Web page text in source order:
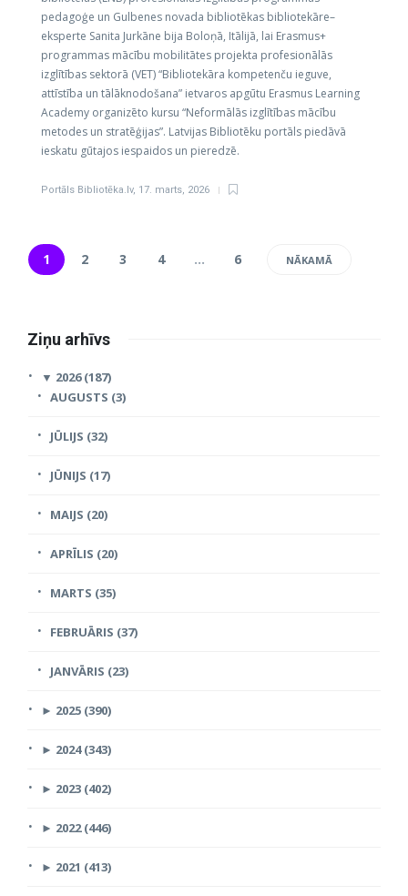
pedagoģe un Gulbenes novada bibliotēkas bibliotekāre–
eksperte Sanita Jurkāne bija Boloņā, Itālijā, lai Erasmus+
programmas mācību mobilitātes projekta profesionālās
izglītības sektorā (VET) “Bibliotekāra kompetenču ieguve,
attīstība un tālāknodošana” ietvaros apgūtu Erasmus Learning
Academy organizēto kursu “Neformālās izglītības mācību
metodes un stratēģijas”. Latvijas Bibliotēku portāls piedāvā
ieskatu gūtajos iespaidos un pieredzē.
Portāls Bibliotēka.lv, 17. marts, 2026
1 2 3 4 … 6 NĀKAMĀ
Ziņu arhīvs
▼ 2026 (187)
AUGUSTS (3)
JŪLIJS (32)
JŪNIJS (17)
MAIJS (20)
APRĪLIS (20)
MARTS (35)
FEBRUĀRIS (37)
JANVĀRIS (23)
► 2025 (390)
► 2024 (343)
► 2023 (402)
► 2022 (446)
► 2021 (413)